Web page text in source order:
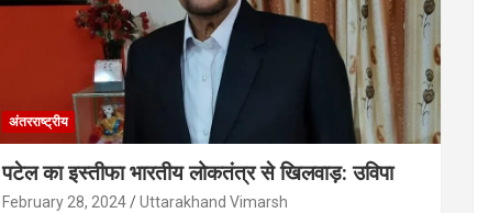
अंतरराष्ट्रीय
पटेल का इस्तीफा भारतीय लोकतंत्र से खिलवाड़: उविपा
February 28, 2024 Uttarakhand Vimarsh